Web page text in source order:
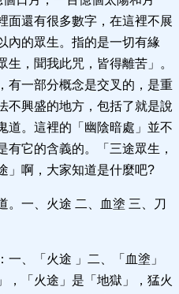
面還有很多數字，在這裡不展
內的眾生。指的是一切有緣
，聞我此咒，皆得離苦」。
有一部分概念是交叉的，是重
不興盛的地方，包括了就是說
道。這裡的「幽陰暗處」並不
有它的含義的。「三途眾生，
」啊，大家知道是什麼吧?
。一、火途 二、血塗 三、刀
一、「火途 」二、「血塗」
，「火途」是「地獄」，猛火